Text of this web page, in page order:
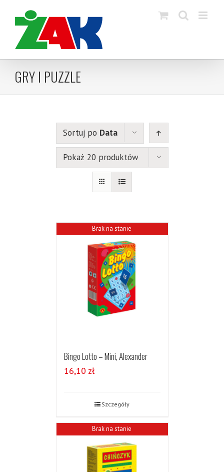
content
GRY I PUZZLE
Sortuj po Data
Pokaż 20 produktów
Brak na stanie
Bingo Lotto – Mini, Alexander
16,10 zł
Szczegóły
Brak na stanie